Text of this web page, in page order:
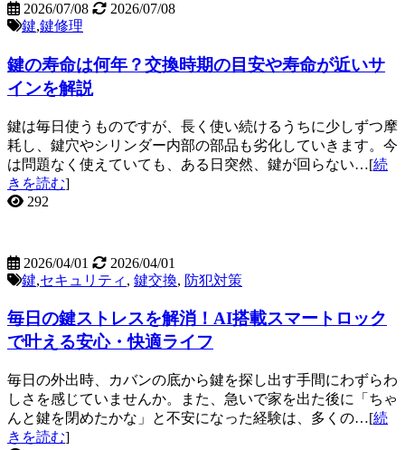
2026/07/08
2026/07/08
鍵,鍵修理
鍵の寿命は何年？交換時期の目安や寿命が近いサ
インを解説
鍵は毎日使うものですが、長く使い続けるうちに少しずつ摩
耗し、鍵穴やシリンダー内部の部品も劣化していきます。今
は問題なく使えていても、ある日突然、鍵が回らない…[続
きを読む]
292
2026/04/01
2026/04/01
鍵,セキュリティ , 鍵交換, 防犯対策
毎日の鍵ストレスを解消！AI搭載スマートロック
で叶える安心・快適ライフ
毎日の外出時、カバンの底から鍵を探し出す手間にわずらわ
しさを感じていませんか。また、急いで家を出た後に「ちゃ
んと鍵を閉めたかな」と不安になった経験は、多くの…[続
きを読む]